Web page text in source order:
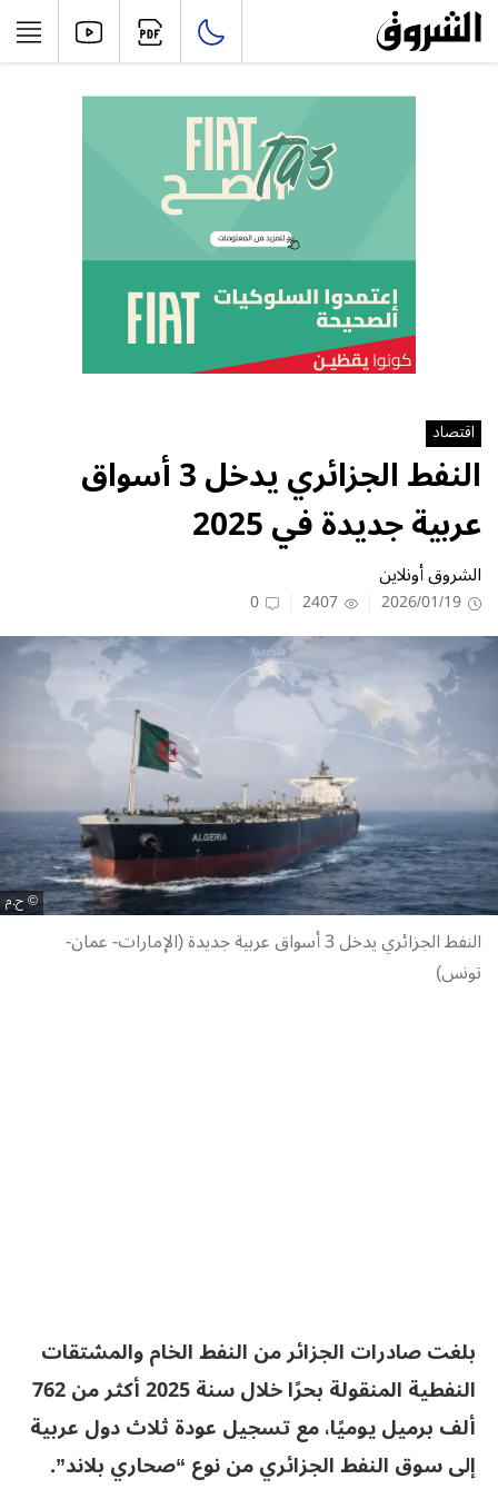
اقتصاد
النفط الجزائري يدخل 3 أسواق
عربية جديدة في 2025
الشروق أونلاين
2026/01/19
2407
0
ح.م
النفط الجزائري يدخل 3 أسواق عربية جديدة (الإمارات- عمان-
تونس)
بلغت صادرات الجزائر من النفط الخام والمشتقات
النفطية المنقولة بحرًا خلال سنة 2025 أكثر من 762
ألف برميل يوميًا، مع تسجيل عودة ثلاث دول عربية
إلى سوق النفط الجزائري من نوع “صحاري بلاند”.